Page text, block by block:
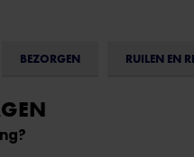
BEZORGEN RUILEN EN